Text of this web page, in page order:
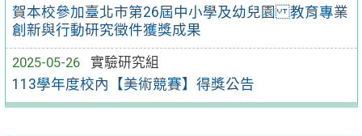
賀本校參加臺北市第26屆中小學及幼兒園 教育專業
創新與行動研究徵件獲獎成果
2025-05-26
實驗研究組
113學年度校內【美術競賽】得獎公告